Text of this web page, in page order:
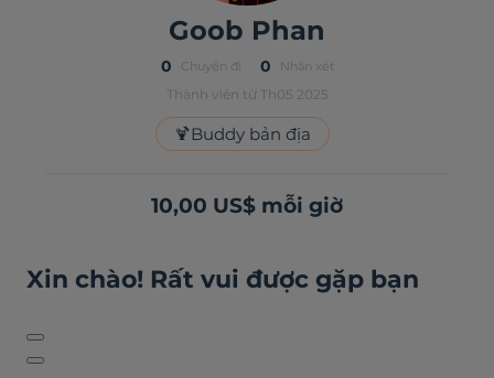
Goob Phan
0 Chuyến đi 0 Nhận xét
Thành viên từ Th05 2025
🍹Buddy bản địa
10,00 US$ mỗi giờ
Xin chào! Rất vui được gặp bạn